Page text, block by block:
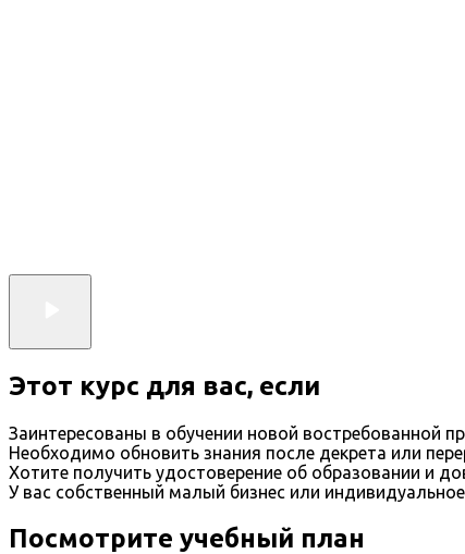
Этот курс для вас, если
Заинтересованы в обучении новой востребованной
Необходимо обновить знания после декрета или
Хотите получить удостоверение об образовании и
У вас собственный малый бизнес или
Посмотрите учебный план